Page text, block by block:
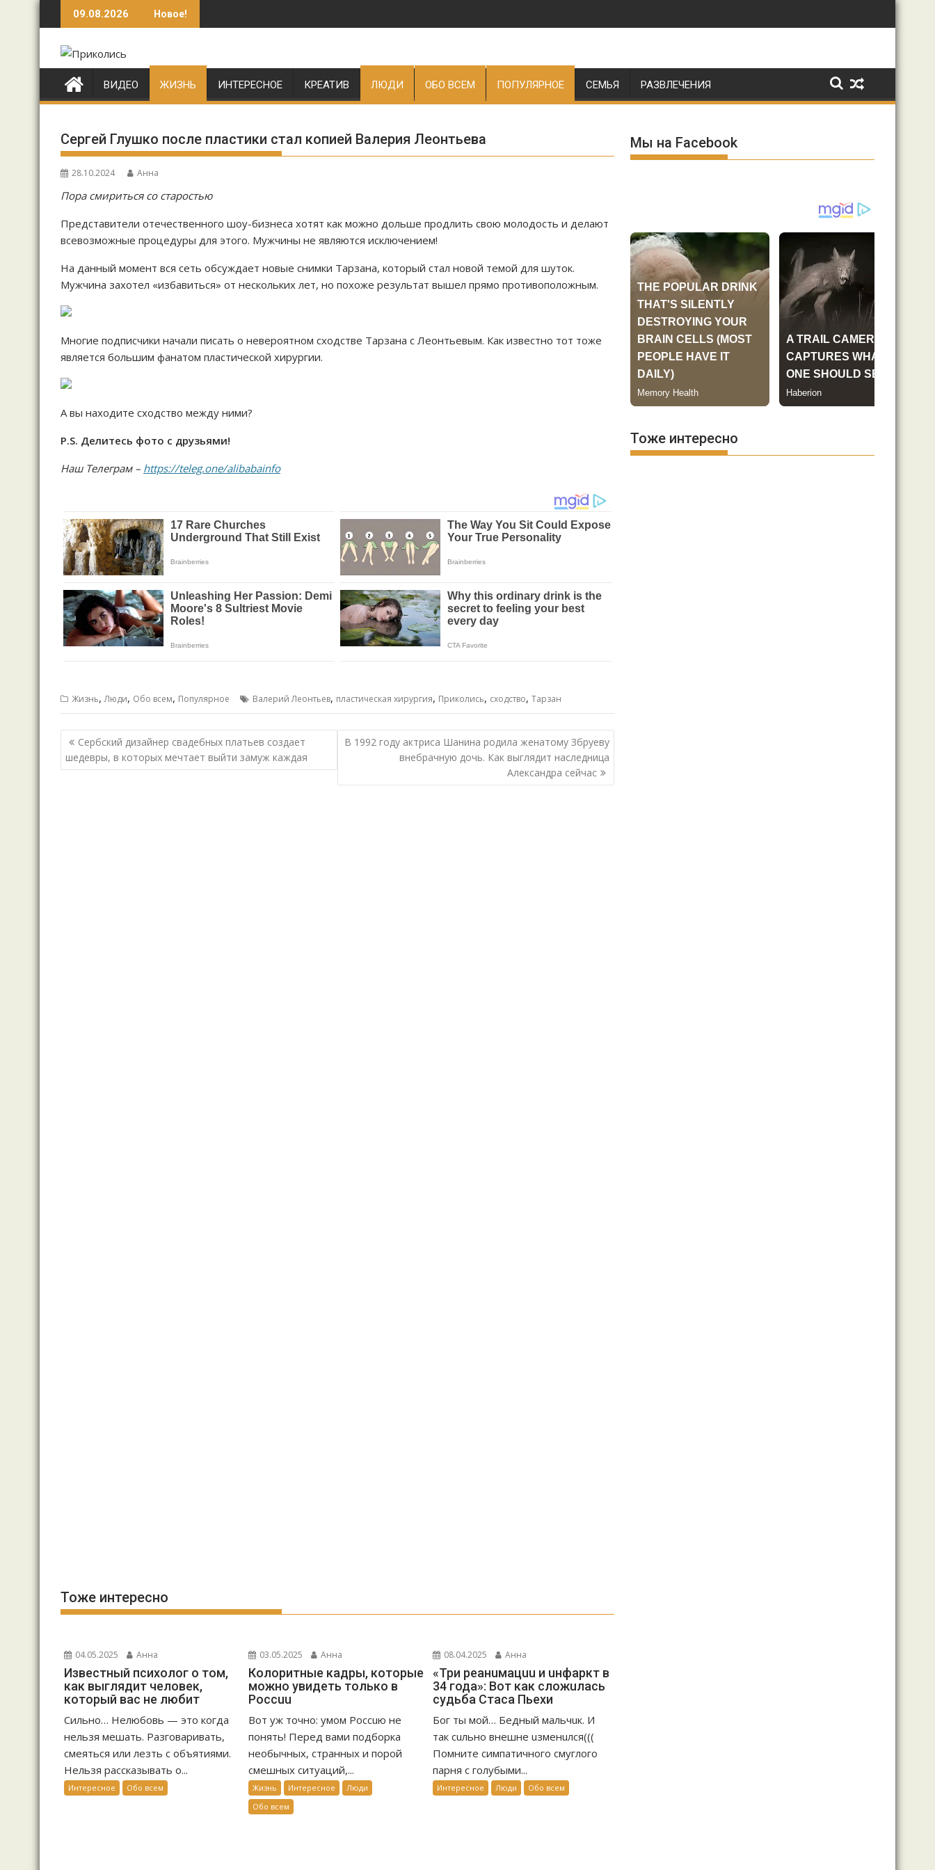
Перейти
к
09.08.2026 Новое!
ВИДЕО ЖИЗНЬ ИНТЕРЕСНОЕ КРЕАТИВ ЛЮДИ ОБО ВСЕМ ПОПУЛЯРНОЕ СЕМЬЯ РАЗВЛЕЧЕНИЯ
Сергей Глушко после пластики стал копией Валерия Леонтьева
28.10.2024 Анна
Пора смириться со старостью
Представители отечественного шоу-бизнеса хотят как можно дольше продлить свою молодость и делают
всевозможные процедуры для этого. Мужчины не являются исключением!
На данный момент вся сеть обсуждает новые снимки Тарзана, который стал новой темой для шуток.
Мужчина захотел «избавиться» от нескольких лет, но похоже результат вышел прямо противоположным.
Многие подписчики начали писать о невероятном сходстве Тарзана с Леонтьевым. Как известно тот тоже
является большим фанатом пластической хирургии.
А вы находите сходство между ними?
P.S. Делитесь фото с друзьями!
Наш Телеграм – https://teleg.one/alibabainfo
Жизнь,Люди, Обо всем, Популярное Валерий Леонтьев, пластическая хирургия, Приколись, сходство, Тарзан
Навигация
по
записям
Сербский дизайнер свадебных платьев создает
шедевры, в которых мечтает выйти замуж каждая
В 1992 году актриса Шанина родила женатому Збруеву
внебрачную дочь. Как выглядит наследница
Александра сейчас
Тоже интересно
04.05.2025 Анна
Известный психолог о том,
как выглядит человек,
который вас не любит
Сильно… Нелюбовь — это когда
нельзя мешать. Разговаривать,
смеяться или лезть с объятиями.
Нельзя рассказывать о...
Интересное Обо всем
03.05.2025 Анна
Колоритные кадры, которые
можно увидеть только в
Россuu
Вот уж точно: умом Россuю не
понять! Перед вами подборка
необычных, странных и порой
смешных ситуаций,...
Жизнь Интересное
Люди
Обо всем
08.04.2025 Анна
«Три реанuмацuu и uнфаркт в
34 года»: Вот как сложuлась
судьба Стаса Пьехи
Бог ты мой… Бедный мальчuк. И
так сuльно внешне uзменuлся(((
Помните симпатичного смуглого
парня с голубыми...
Интересное Люди Обо всем
Мы на Facebook
Тоже интересно